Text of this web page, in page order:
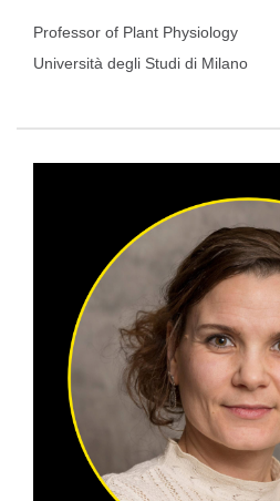
Professor of Plant Physiology
Università degli Studi di Milano